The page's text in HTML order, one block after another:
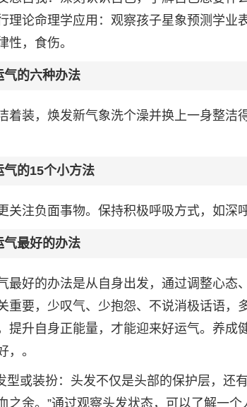
理论命理学应用：观察孩子星象预测学业
性，食伤。
气的六种办法
着装，焕发新气象洗个澡并换上一身整洁
气的15个小方法
关注负面事物。保持积极呼吸方式，如深
气最好的办法
最好的办法是从自身出发，通过调整心态
重要，少叹气、少抱怨、不说消极话语，
提升自身正能量，才能迎来好运气。养成
，。
型或装扮：头发不仅是头部的保护层，还
之余。”通过观察头发状态，可以了解一